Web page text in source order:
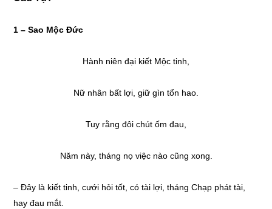
1 – Sao Mộc Đức
Hành niên đại kiết Mộc tinh,
Nữ nhân bất lợi, giữ gìn tổn hao.
Tuy rằng đôi chút ốm đau,
Năm này, tháng nọ việc nào cũng xong.
– Đây là kiết tinh, cưới hỏi tốt, có tài lợi, tháng Chạp phát tài,
hay đau mắt.